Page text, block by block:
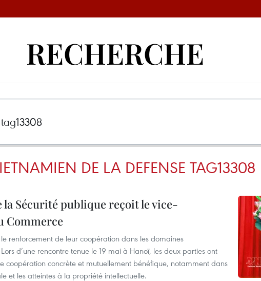
RECHERCHE
DE LA DEFENSE TAG13308
Sécurité publique reçoit le vice-
Commerce
renforcement de leur coopération dans les domaines
d’une rencontre tenue le 19 mai à Hanoï, les deux parties ont
coopération concrète et mutuellement bénéfique, notamment dans
et les atteintes à la propriété intellectuelle.